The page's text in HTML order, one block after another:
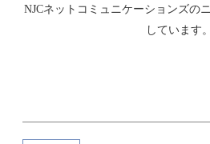
NJCネットコミュニケーションズの
しています。